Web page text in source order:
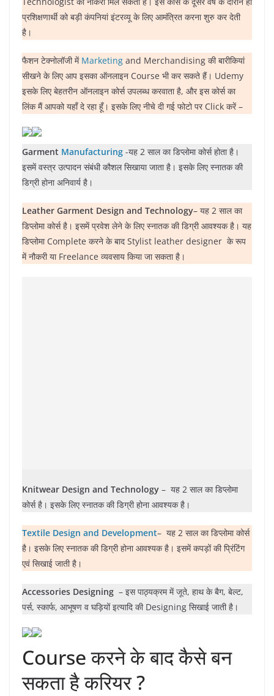
प्रशिक्षणार्थी को बड़ी कंपनियां इंटरव्यू के लिए आमंत्रित करना शुरु कर देती
है।
फैशन टेक्नोलॉजी में Marketing and Merchandising की बारीकियां
सीखने के लिए आप इसका ऑनलाइन Course भी कर सकते हैं। Udemy
इसके लिए बेहतरीन ऑनलाइन कोर्स उपलब्ध करवाता है, और इस कोर्स का
लिंक मैं आपको यहाँ दे रहा हूँ। इसके लिए नीचे दी गई फोटो पर Click करें –
Garment Manufacturing -यह 2 साल का डिप्लोमा कोर्स होता है।
इसमें वस्त्र उत्पादन संबंधी कौशल सिखाया जाता है। इसके लिए स्नातक की
डिग्री होना अनिवार्य है।
Leather Garment Design and Technology– यह 2 साल का
डिप्लोमा कोर्स है। इसमें प्रवेश लेने के लिए स्नातक की डिग्री आवश्यक है। यह
डिप्लोमा Complete करने के बाद Stylist leather designer के रूप
में नौकरी या Freelance व्यवसाय किया जा सकता है।
Knitwear Design and Technology – यह 2 साल का डिप्लोमा
कोर्स है। इसके लिए स्नातक की डिग्री होना आवश्यक है।
Textile Design and Development– यह 2 साल का डिप्लोमा कोर्स
है। इसके लिए स्नातक की डिग्री होना आवश्यक है। इसमें कपड़ों की प्रिंटिंग
एवं सिखाई जाती है।
Accessories Designing – इस पाठ्यक्रम में जूते, हाथ के बैग, बेल्ट,
पर्स, स्कार्फ, आभूषण व घड़ियों इत्यादि की Designing सिखाई जाती है।
Course करने के बाद कैसे बन
सकता है करियर ?